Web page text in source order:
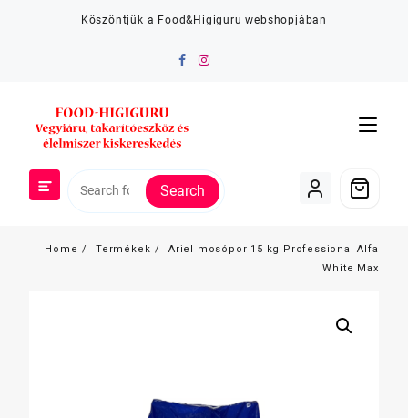
Köszöntjük a Food&Higiguru webshopjában
Search
Home Termékek
Ariel mosópor 15 kg Professional Alfa
White Max